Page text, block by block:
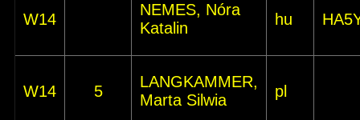
W14
NEMES, Nóra
Katalin
hu
W14 5
LANGKAMMER,
Marta Silwia
pl